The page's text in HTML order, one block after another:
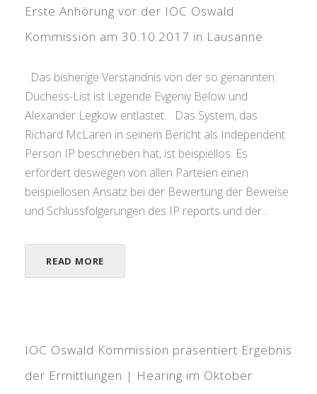
Erste Anhörung vor der IOC Oswald
Kommission am 30.10.2017 in Lausanne
Das bisherige Verständnis von der so genannten
Duchess-List ist Legende Evgeniy Below und
Alexander Legkow entlastet. Das System, das
Richard McLaren in seinem Bericht als Independent
Person IP beschrieben hat, ist beispiellos. Es
erfordert deswegen von allen Parteien einen
beispiellosen Ansatz bei der Bewertung der Beweise
und Schlussfolgerungen des IP reports und der...
READ MORE
IOC Oswald Kommission präsentiert Ergebnis
der Ermittlungen | Hearing im Oktober